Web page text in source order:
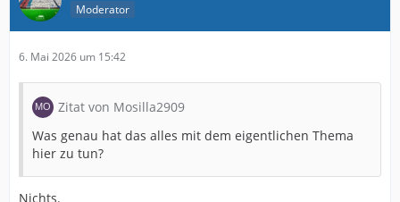
Moderator
6. Mai 2026 um 15:42
Zitat von Mosilla2909
Was genau hat das alles mit dem eigentlichen Thema
hier zu tun?
Nichts.